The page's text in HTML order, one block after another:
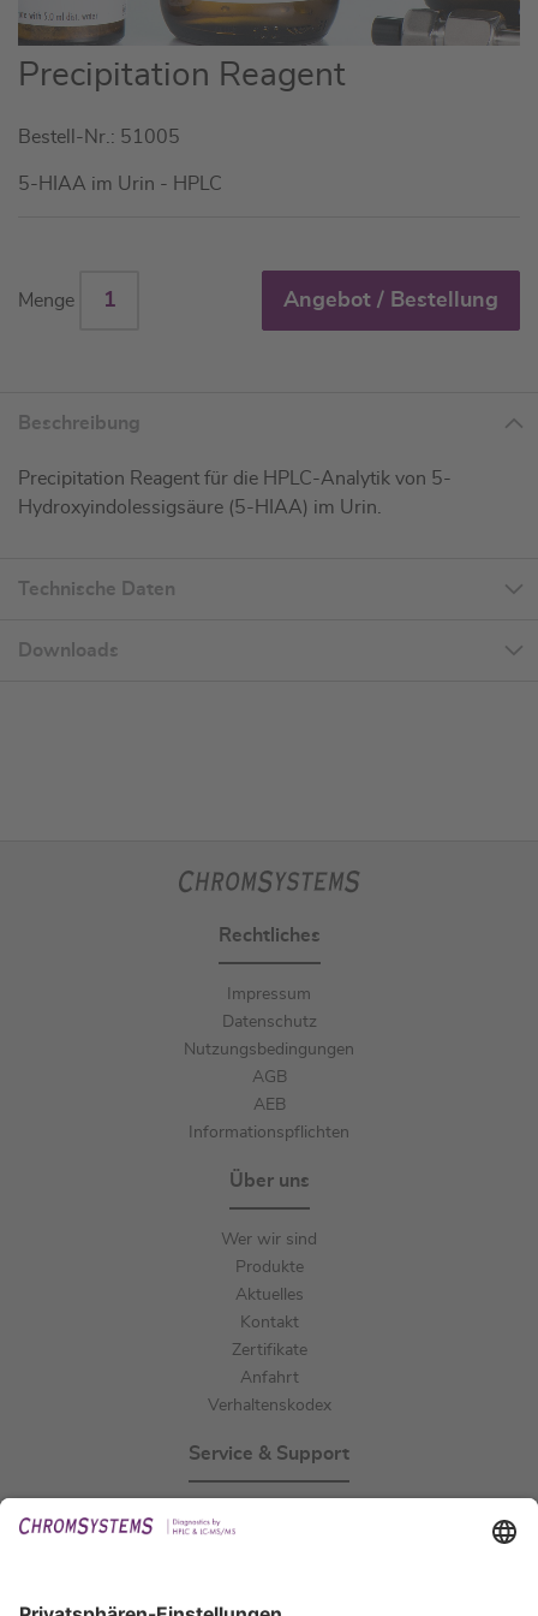
Zum
Anfang
Bildgalerie
springen
Precipitation Reagent
Bestell-Nr.: 51005
5-HIAA im Urin - HPLC
Menge Angebot / Bestellung
Beschreibung
Precipitation Reagent für die HPLC-Analytik von 5-
Hydroxyindolessigsäure (5-HIAA) im Urin.
Technische Daten
Downloads
Rechtliches
Impressum
Datenschutz
Nutzungsbedingungen
AGB
AEB
Informationspflichten
Über uns
Wer wir sind
Produkte
Aktuelles
Kontakt
Zertifikate
Anfahrt
Verhaltenskodex
Service & Support